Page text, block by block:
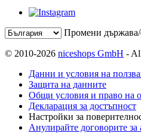
Промени държава/
© 2010-2026 niceshops GmbH -
Данни и условия на
Защита на данните
Общи условия и право на
Декларация за достъпност
Настройки за
Анулирайте договорите за